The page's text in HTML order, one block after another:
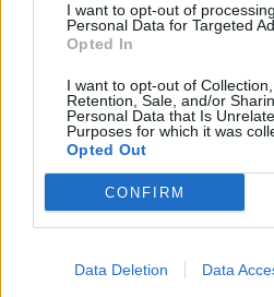
I want to opt-out of
Personal Data for Targeted
Opted In
I want to opt-out of Collection,
Retention, Sale, and/or
Personal Data that Is
Purposes for which it was
Opted Out
CONFIRM
Data Deletion Data